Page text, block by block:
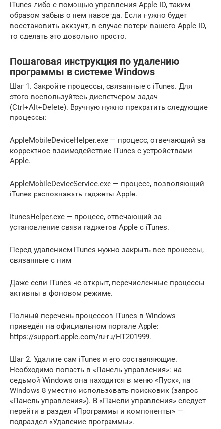
iTunes либо с помощью управления Apple ID, таким
образом забыв о нем навсегда. Если нужно будет
восстановить аккаунт, в случае потери вашего Apple ID,
то сделать это довольно просто.
Пошаговая инструкция по удалению
программы в системе Windows
Шаг 1. Закройте процессы, связанные с iTunes. Для
этого воспользуйтесь диспетчером задач
(Ctrl+Alt+Delete). Вручную нужно прекратить следующие
процессы:
AppleMobileDeviceHelper.exe — процесс, отвечающий за
корректное взаимодействие iTunes с устройствами
Apple.
AppleMobileDeviceService.exe — процесс, позволяющий
iTunes распознавать гаджеты Apple.
ItunesHelper.exe — процесс, отвечающий за
установление связи гаджетов Apple с iTunes.
Перед удалением iTunes нужно закрыть все процессы,
связанные с ним
Даже если iTunes не открыт, перечисленные процессы
активны в фоновом режиме.
Полный перечень процессов iTunes в Windows
приведён на официальном портале Apple:
https://support.apple.com/ru-ru/HT201999.
Шаг 2. Удалите сам iTunes и его составляющие.
Необходимо попасть в «Панель управления»: на
седьмой Windows она находится в меню «Пуск», на
Windows 8 уместно использовать поисковик (запрос
«Панель управления»). В «Панели управления» следует
перейти в раздел «Программы и компоненты» —
подраздел «Удаление программы».